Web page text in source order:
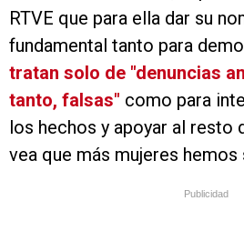
RTVE que para ella dar su
fundamental tanto para
tratan solo de "denuncias
tanto, falsas" como para
los hechos y apoyar al resto
vea que más mujeres hemos
Publicidad